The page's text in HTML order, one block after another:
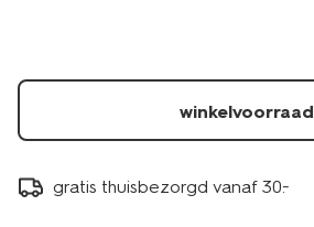
winkelvoorraad
gratis thuisbezorgd vanaf 30.-